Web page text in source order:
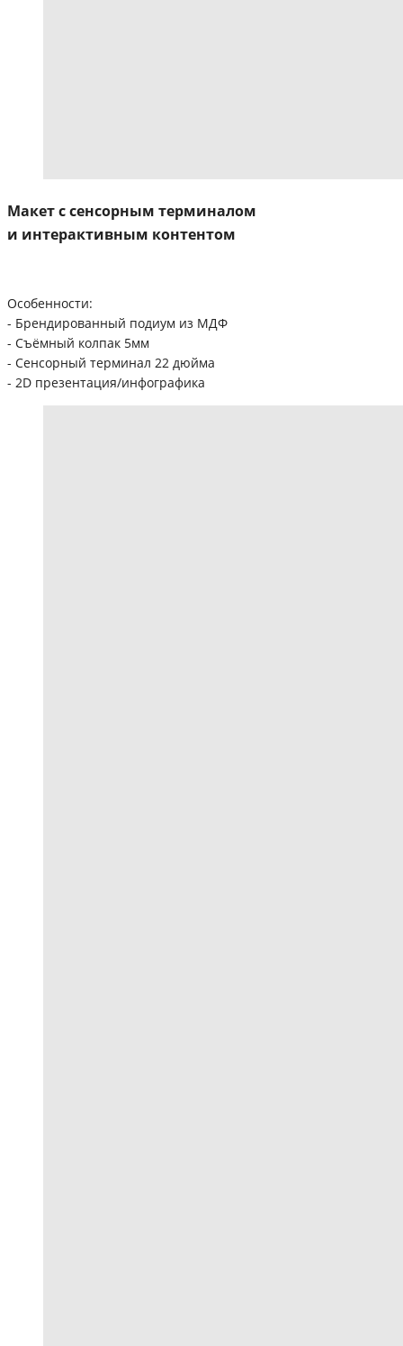
Макет с сенсорным терминалом
и интерактивным контентом
Особенности:
- Брендированный подиум из МДФ
- Съёмный колпак 5мм
- Сенсорный терминал 22 дюйма
- 2D презентация/инфографика